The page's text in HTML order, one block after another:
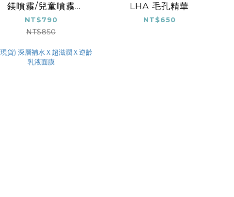
鎂噴霧/兒童噴霧
100ml
NT$790
NT$850
LHA 毛孔精華
NT$650